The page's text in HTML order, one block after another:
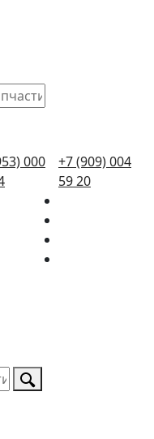
000
+7 (909) 004
59 20